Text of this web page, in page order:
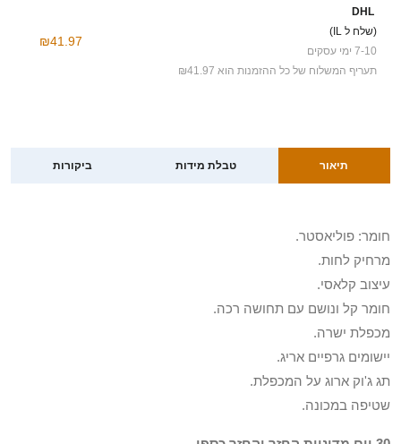
DHL
(שלח ל IL)
7-10 ימי עסקים
תעריף המשלוח של כל ההזמנות הוא ₪41.97
₪41.97
תיאור טבלת מידות ביקורות
חומר: פוליאסטר.
מרחיק לחות.
עיצוב קלאסי.
חומר קל ונושם עם תחושה רכה.
מכפלת ישרה.
יישומים גרפיים אריג.
תג ג'וק ארוג על המכפלת.
שטיפה במכונה.